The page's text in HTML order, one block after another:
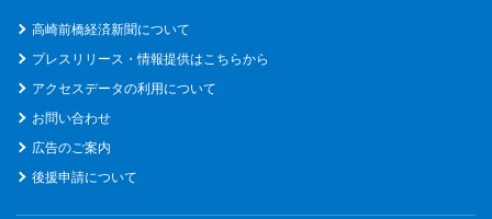
高崎前橋経済新聞について
プレスリリース・情報提供はこちらから
アクセスデータの利用について
お問い合わせ
広告のご案内
後援申請について